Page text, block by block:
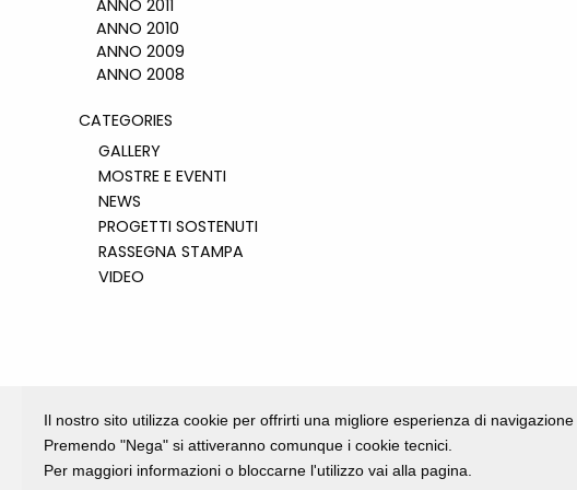
ANNO 2011
ANNO 2010
ANNO 2009
ANNO 2008
CATEGORIES
GALLERY
MOSTRE E EVENTI
NEWS
PROGETTI SOSTENUTI
RASSEGNA STAMPA
VIDEO
Fondazione Dino Zoli
Il nostro sito utilizza cookie per offrirti una migliore esperienza di
Premendo "Nega" si attiveranno comunque i cookie tecnici.
Per maggiori informazioni o bloccarne l'utilizzo vai alla pagina.